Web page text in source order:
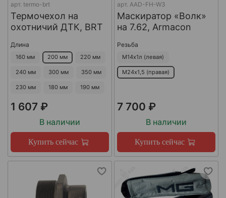
арт. termo-brt
Термочехол на
охотничий ДТК, BRT
Длина
160 мм 200 мм 220 мм
240 мм 300 мм 350 мм
230 мм 180 мм 190 мм
1 607 ₽
В наличии
Купить сейчас
арт. AAD-FH-W3
Маскиратор «Волк»
на 7.62, Armacon
Резьба
М14х1л (левая)
М24х1,5 (правая)
7 700 ₽
В наличии
Купить сейчас